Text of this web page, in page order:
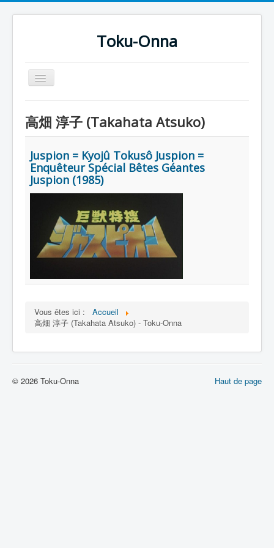
Toku-Onna
Basculer
la
Toku-Actrices
Toku-Critiques
Séries
Films
Dessins
Artiste Asperger
高畑 淳子 (Takahata Atsuko)
Juspion = Kyojû Tokusô Juspion =
Enquêteur Spécial Bêtes Géantes
Juspion (1985)
Vous êtes ici :
Accueil
高畑 淳子 (Takahata Atsuko) - Toku-Onna
Haut de page
© 2026 Toku-Onna